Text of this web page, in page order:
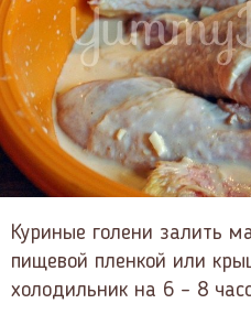
Куриные голени залить
пищевой пленкой или
холодильник на 6 – 8